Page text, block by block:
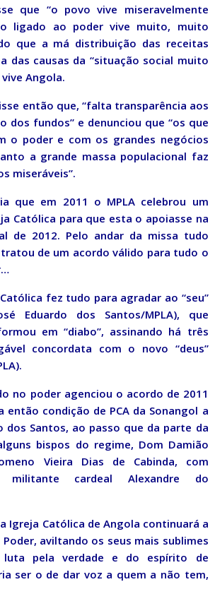
que “o povo vive miseravelmente
ligado ao poder vive muito, muito
que a má distribuição das receitas
das causas da “situação social muito
Angola.
então que, “falta transparência aos
dos fundos” e denunciou que “os que
o poder e com os grandes negócios
a grande massa populacional faz
miseráveis”.
que em 2011 o MPLA celebrou um
Católica para que esta o apoiasse na
de 2012. Pelo andar da missa tudo
de um acordo válido para tudo o
fez tudo para agradar ao “seu”
Eduardo dos Santos/MPLA), que
em “diabo”, assinando há três
concordata com o novo “deus”
no poder agenciou o acordo de 2011
então condição de PCA da Sonangol a
dos Santos, ao passo que da parte da
bispos do regime, Dom Damião
Vieira Dias de Cabinda, com
militante cardeal Alexandre do
Igreja Católica de Angola continuará a
aviltando os seus mais sublimes
luta pela verdade e do espírito de
ser o de dar voz a quem a não tem,